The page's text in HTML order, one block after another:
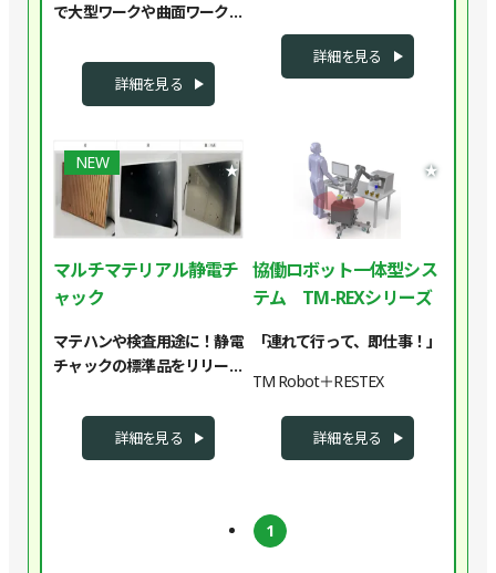
で大型ワークや曲面ワークを
詳細を見る
詳細を見る
NEW ★
マルチマテリアル静電チ
ャック
マテハンや検査用途に！静電
チャックの標準品をリリース
詳細を見る
★
協働ロボット一体型シス
テム TM-REXシリーズ
「連れて行って、即仕事！」
TM Robot＋RESTEX
詳細を見る
1